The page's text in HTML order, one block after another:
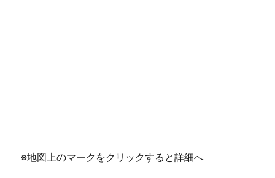
※地図上のマークをクリックすると詳細へ